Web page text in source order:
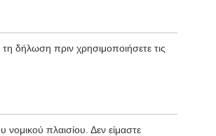
δήλωση πριν χρησιμοποιήσετε τις
πλαισίου. Δεν είμαστε